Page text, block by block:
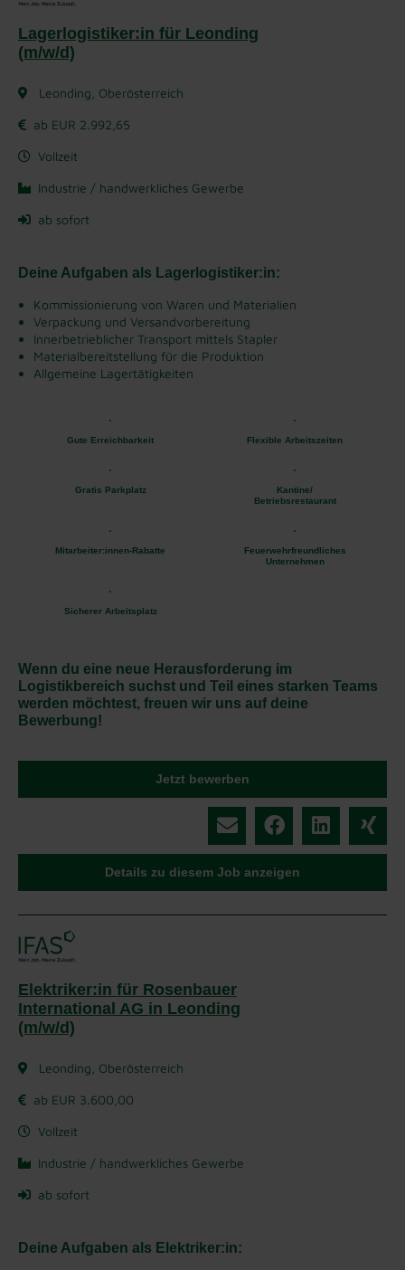
Lagerlogistiker:in für Leonding
(m/w/d)
Leonding, Oberösterreich
ab EUR 2.992,65
Vollzeit
Industrie / handwerkliches Gewerbe
ab sofort
Deine Aufgaben als Lagerlogistiker:in:
Kommissionierung von Waren und Materialien
Verpackung und Versandvorbereitung
Innerbetrieblicher Transport mittels Stapler
Materialbereitstellung für die Produktion
Allgemeine Lagertätigkeiten
Gute Erreichbarkeit Flexible Arbeitszeiten
Gratis Parkplatz
Kantine/
Betriebsrestaurant
Mitarbeiter:innen-Rabatte
Feuerwehrfreundliches
Unternehmen
Sicherer Arbeitsplatz
Wenn du eine neue Herausforderung im
Logistikbereich suchst und Teil eines starken Teams
werden möchtest, freuen wir uns auf deine
Bewerbung!
Jetzt bewerben
Details zu diesem Job anzeigen
Elektriker:in für Rosenbauer
International AG in Leonding
(m/w/d)
Leonding, Oberösterreich
ab EUR 3.600,00
Vollzeit
Industrie / handwerkliches Gewerbe
ab sofort
Deine Aufgaben als Elektriker:in: